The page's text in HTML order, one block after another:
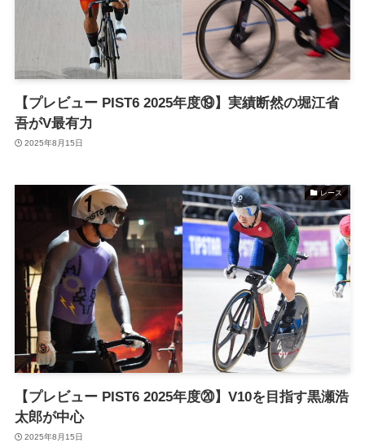
【プレビュー PIST6 2025年度⑲】実績断然の堀江省
吾がV最有力
2025年8月15日
レース
【プレビュー PIST6 2025年度⑳】V10を目指す黒瀬浩
太郎が中心
2025年8月15日